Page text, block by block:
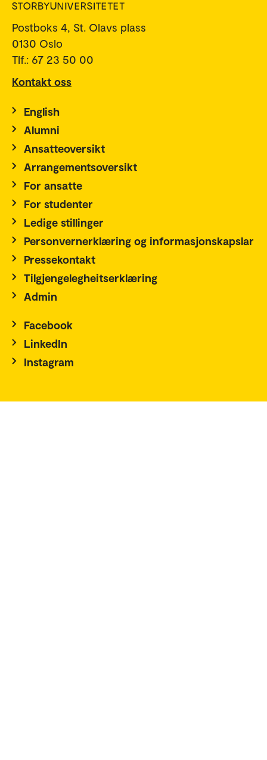
Postboks 4, St. Olavs plass
0130 Oslo
Tlf.: 67 23 50 00
Kontakt oss
English
Alumni
Ansatteoversikt
Arrangementsoversikt
For ansatte
For studenter
Ledige stillinger
Personvernerklæring og informasjonskapslar
Pressekontakt
Tilgjengelegheitserklæring
Admin
Facebook
LinkedIn
Instagram